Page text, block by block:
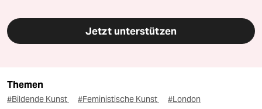
Jetzt unterstützen
Themen
#Bildende Kunst #Feministische Kunst
#London